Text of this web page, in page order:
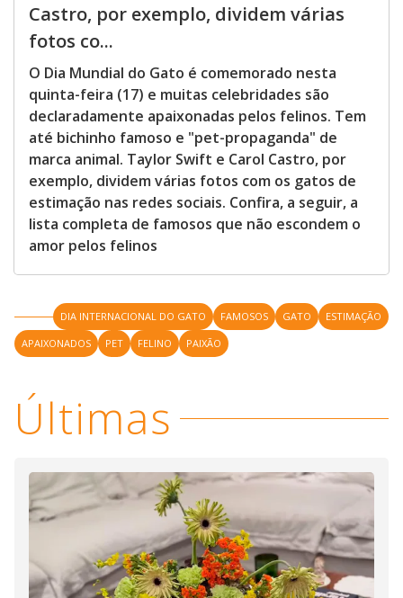
Castro, por exemplo, dividem várias
fotos co...
O Dia Mundial do Gato é comemorado nesta
quinta-feira (17) e muitas celebridades são
declaradamente apaixonadas pelos felinos. Tem
até bichinho famoso e "pet-propaganda" de
marca animal. Taylor Swift e Carol Castro, por
exemplo, dividem várias fotos com os gatos de
estimação nas redes sociais. Confira, a seguir, a
lista completa de famosos que não escondem o
amor pelos felinos
DIA INTERNACIONAL DO GATO FAMOSOS GATO
ESTIMAÇÃO
APAIXONADOS
PET FELINO PAIXÃO
Últimas